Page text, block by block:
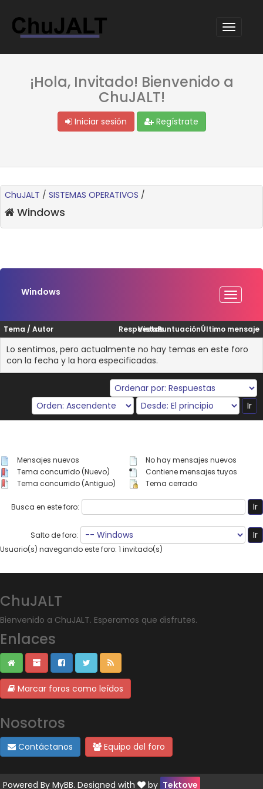
¡Hola, Invitado! Bienvenido a
ChuJALT!
Iniciar sesión Regístrate
ChuJALT / SISTEMAS OPERATIVOS /
Windows
Windows
Tema / Autor Respuestas
VistasPuntuaciónÚltimo mensaje
Lo sentimos, pero actualmente no hay temas en este foro
con la fecha y la hora especificadas.
Mensajes nuevos
Tema concurrido (Nuevo)
Tema concurrido (Antiguo)
No hay mensajes nuevos
Contiene mensajes tuyos
Tema cerrado
Busca en este foro:
Salto de foro:
Usuario(s) navegando este foro: 1 invitado(s)
ChuJALT
Bienvenido a ChuJALT. Esperamos que disfrutes.
Enlaces
Marcar foros como leídos
Nosotros
Contáctanos Equipo del foro
Powered By MyBB. Designed with by Tektove